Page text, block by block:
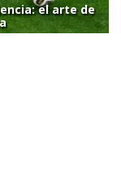
el arte de